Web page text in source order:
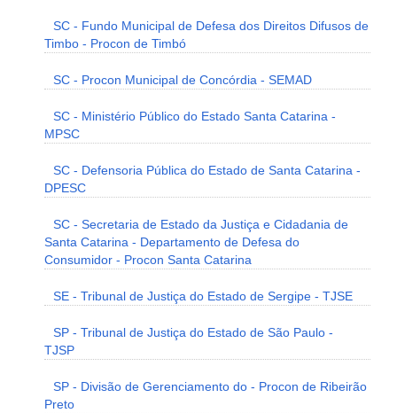
SC - Fundo Municipal de Defesa dos Direitos Difusos de
Timbo - Procon de Timbó
SC - Procon Municipal de Concórdia - SEMAD
SC - Ministério Público do Estado Santa Catarina -
MPSC
SC - Defensoria Pública do Estado de Santa Catarina -
DPESC
SC - Secretaria de Estado da Justiça e Cidadania de
Santa Catarina - Departamento de Defesa do
Consumidor - Procon Santa Catarina
SE - Tribunal de Justiça do Estado de Sergipe - TJSE
SP - Tribunal de Justiça do Estado de São Paulo -
TJSP
SP - Divisão de Gerenciamento do - Procon de Ribeirão
Preto